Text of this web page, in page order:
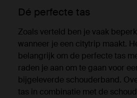
Dé perfecte tas
Zoals verteld ben je vaak
wanneer je een citytrip maakt.
belangrijk om de perfecte tas
raden je aan om te gaan voor
bijgeleverde schouderband.
tas in combinatie met de